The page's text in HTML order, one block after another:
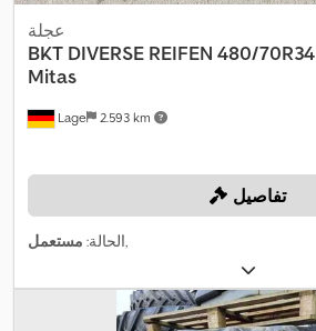
Lage 2.593 km
عجلة
BKT DIVERSE REIFEN 480/70R34
Mitas
تفاصيل
الحالة: مستعمل ,